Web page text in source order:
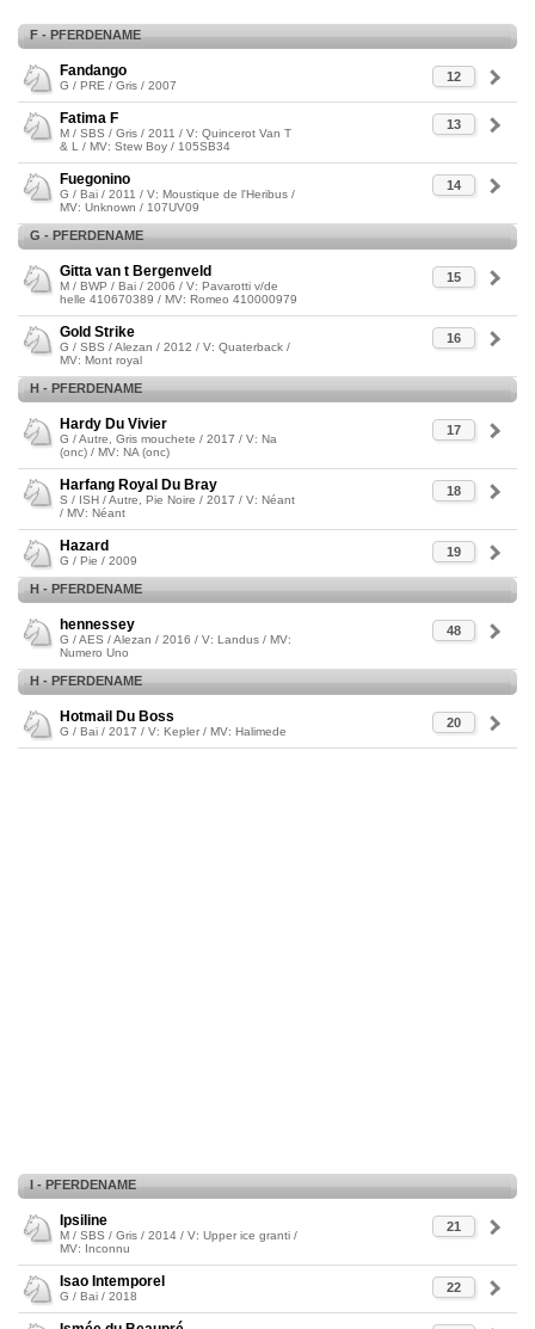
F - PFERDENAME
12
Fandango
G / PRE / Gris / 2007
13
Fatima F
M / SBS / Gris / 2011 / V: Quincerot Van T
& L / MV: Stew Boy / 105SB34
14
Fuegonino
G / Bai / 2011 / V: Moustique de l'Heribus /
MV: Unknown / 107UV09
G - PFERDENAME
15
Gitta van t Bergenveld
M / BWP / Bai / 2006 / V: Pavarotti v/de
helle 410670389 / MV: Romeo 410000979
16
Gold Strike
G / SBS / Alezan / 2012 / V: Quaterback /
MV: Mont royal
H - PFERDENAME
17
Hardy Du Vivier
G / Autre, Gris mouchete / 2017 / V: Na
(onc) / MV: NA (onc)
18
Harfang Royal Du Bray
S / ISH / Autre, Pie Noire / 2017 / V: Néant
/ MV: Néant
19
Hazard
G / Pie / 2009
H - PFERDENAME
48
hennessey
G / AES / Alezan / 2016 / V: Landus / MV:
Numero Uno
H - PFERDENAME
20
Hotmail Du Boss
G / Bai / 2017 / V: Kepler / MV: Halimede
I - PFERDENAME
21
Ipsiline
M / SBS / Gris / 2014 / V: Upper ice granti /
MV: Inconnu
22
Isao Intemporel
G / Bai / 2018